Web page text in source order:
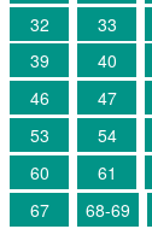
32
33
39
40
46
47
53
54
60
61
67
68-69